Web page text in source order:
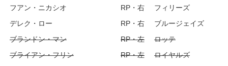
フアン・ニカシオ
RP・右
フィリーズ
デレク・ロー
RP・右
ブルージェイズ
ブランドン・マン
RP・左
ロッテ
ブライアン・フリン
RP・左
ロイヤルズ